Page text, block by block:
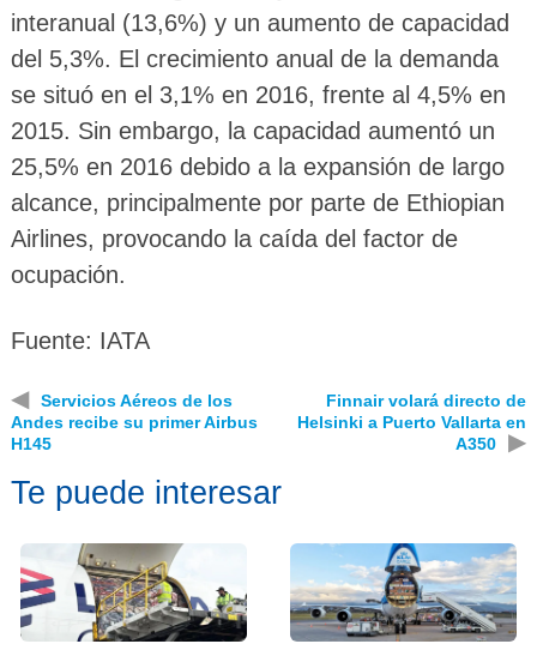
interanual (13,6%) y un aumento de capacidad
del 5,3%. El crecimiento anual de la demanda
se situó en el 3,1% en 2016, frente al 4,5% en
2015. Sin embargo, la capacidad aumentó un
25,5% en 2016 debido a la expansión de largo
alcance, principalmente por parte de Ethiopian
Airlines, provocando la caída del factor de
ocupación.
Fuente: IATA
◀
Servicios Aéreos de los
Andes recibe su primer Airbus
H145
Finnair volará directo de
Helsinki a Puerto Vallarta en
A350
▶
Te puede interesar